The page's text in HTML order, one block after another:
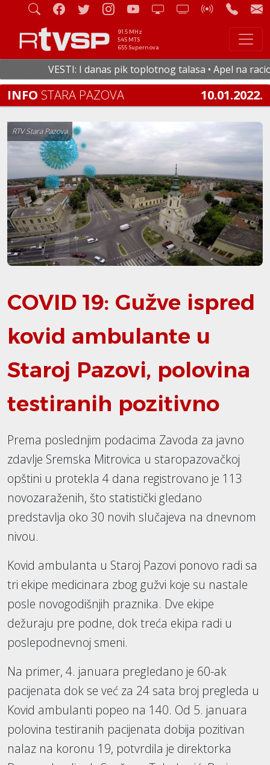
91.5 MHz
545 MTS
655 Supernova
VESTI: I danas pik toplotnog talasa • Apel na
INFO STARA PAZOVA 10.01.2022.
RTV Stara Pazova
COVID 19: Gužve ispred
kovid ambulante u
Staroj Pazovi, polovina
testiranih pozitivno
Prema poslednjim podacima Zavoda za javno
zdavlje Sremska Mitrovica u staropazovačkoj
opštini u protekla 4 dana registrovano je 113
novozaraženih, što statistički gledano
predstavlja oko 30 novih slučajeva na dnevnom
nivou.
Kovid ambulanta u Staroj Pazovi ponovo radi sa
tri ekipe medicinara zbog gužvi koje su nastale
posle novogodišnjih praznika. Dve ekipe
dežuraju pre podne, dok treća ekipa radi u
poslepodnevnoj smeni.
Na primer, 4. januara pregledano je 60-ak
pacijenata dok se već za 24 sata broj pregleda u
Kovid ambulanti popeo na 140. Od 5. januara
polovina testiranih pacijenata dobija pozitivan
nalaz na koronu 19, potvrdila je direktorka